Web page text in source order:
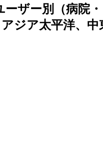
ザー別（病院
ジア太平洋、